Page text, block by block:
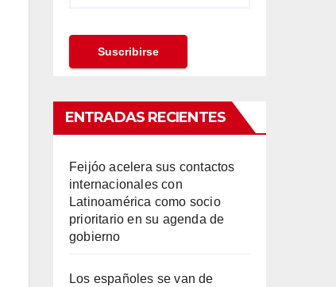
ENTRADAS RECIENTES
Feijóo acelera sus contactos
internacionales con
Latinoamérica como socio
prioritario en su agenda de
gobierno
Los españoles se van de